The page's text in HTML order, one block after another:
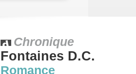
Chronique
Fontaines D.C.
Romance